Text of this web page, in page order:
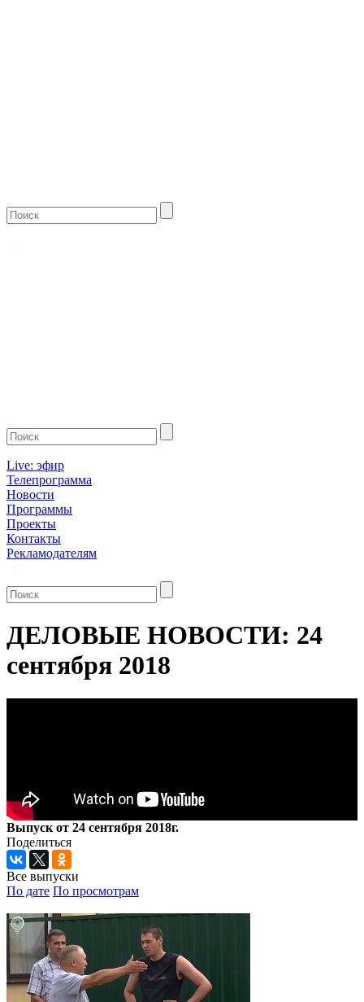
Live: эфир
Телепрограмма
Новости
Программы
Проекты
Контакты
Рекламодателям
ДЕЛОВЫЕ НОВОСТИ: 24
сентября 2018
Выпуск от 24 сентября 2018г.
Поделиться
Все выпуски
По дате По просмотрам